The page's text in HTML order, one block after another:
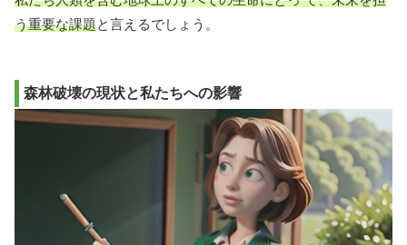
う重要な課題と言えるでしょう。
森林破壊の現状と私たちへの影響